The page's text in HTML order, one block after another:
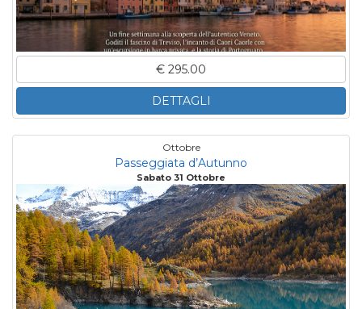
€ 295.00
DETTAGLI
Ottobre
Passeggiata d’Autunno
Sabato 31 Ottobre